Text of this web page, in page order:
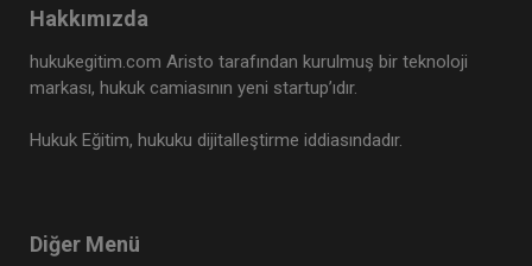
Hakkımızda
hukukegitim.com Aristo tarafından kurulmuş bir teknoloji
markası, hukuk camiasının yeni startup’ıdır.
Hukuk Eğitim, hukuku dijitalleştirme iddiasındadır.
Diğer Menü